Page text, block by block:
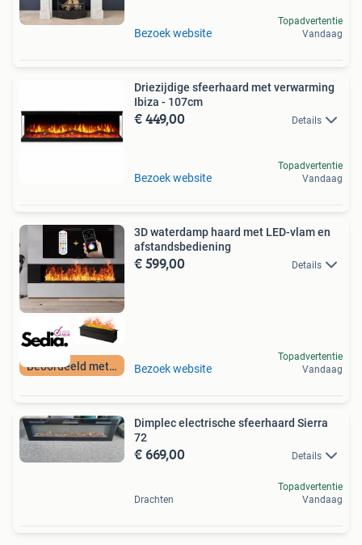
Bezoek website
Topadvertentie
Vandaag
Driezijdige sfeerhaard met verwarming
Ibiza - 107cm
€ 449,00 Details
Bezoek website
Topadvertentie
Vandaag
Beoordeeld met 9+
3D waterdamp haard met LED-vlam en
afstandsbediening
€ 599,00 Details
Bezoek website
Topadvertentie
Vandaag
Dimplec electrische sfeerhaard Sierra
72
€ 669,00 Details
Drachten
Topadvertentie
Vandaag